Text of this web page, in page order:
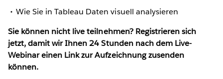
Wie Sie in Tableau Daten visuell analysieren
Sie können nicht live teilnehmen? Registrieren sich
jetzt, damit wir Ihnen 24 Stunden nach dem Live-
Webinar einen Link zur Aufzeichnung zusenden
können.